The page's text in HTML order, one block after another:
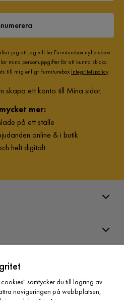
jag att jag vill ha Furniturebox nyhetsbrev
mina personuppgifter för att kunna skicka
till mig enligt Furniturebox Integritetspolicy.
skapa ett konto till Mina sidor.
mer:
på ett ställe
online & i butik
helt digitalt
samtycker du till lagring av
navigeringen på webbplatsen,